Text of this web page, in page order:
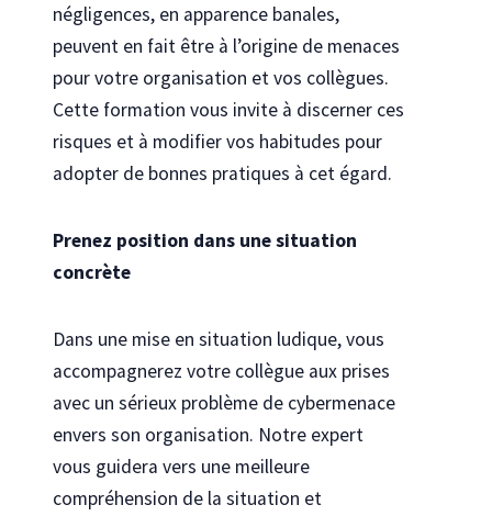
négligences, en apparence banales,
peuvent en fait être à l’origine de menaces
pour votre organisation et vos collègues.
Cette formation vous invite à discerner ces
risques et à modifier vos habitudes pour
adopter de bonnes pratiques à cet égard.
Prenez position dans une situation
concrète
Dans une mise en situation ludique, vous
accompagnerez votre collègue aux prises
avec un sérieux problème de cybermenace
envers son organisation. Notre expert
vous guidera vers une meilleure
compréhension de la situation et